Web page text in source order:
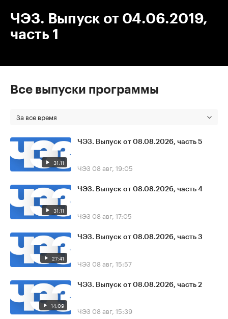
ЧЭЗ. Выпуск от 04.06.2019,
часть 1
Все выпуски программы
За все время
31:11
ЧЭЗ. Выпуск от 08.08.2026, часть 5
ЧЭЗ 08 авг, 19:05
31:11
ЧЭЗ. Выпуск от 08.08.2026, часть 4
ЧЭЗ 08 авг, 17:05
27:41
ЧЭЗ. Выпуск от 08.08.2026, часть 3
ЧЭЗ 08 авг, 15:57
14:09
ЧЭЗ. Выпуск от 08.08.2026, часть 2
ЧЭЗ 08 авг, 15:39